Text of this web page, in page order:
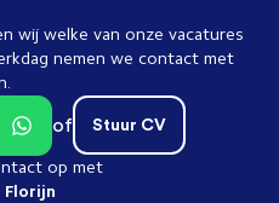
wij welke van onze vacatures
nemen we contact met
Stuur CV
of
op met
Florijn